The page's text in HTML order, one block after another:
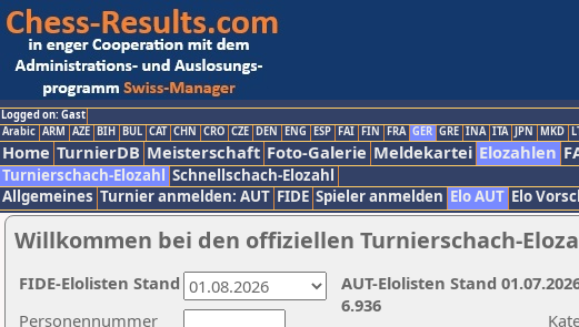
Logged on: Gast
Arabic ARM AZE BIH BUL CAT CHN CRO CZE DEN ENG ESP FAI FIN FRA GER GRE INA ITA JPN MKD
Home TurnierDB Meisterschaft Foto-Galerie Meldekartei Elozahlen
Turnierschach-Elozahl Schnellschach-Elozahl
Allgemeines Turnier anmelden: AUT FIDE Spieler anmelden Elo AUT Elo
Willkommen bei den offiziellen Turnierschach-
Personennummer
AUT-Elolisten Stand
6.936
FIDE-Elolisten Stand